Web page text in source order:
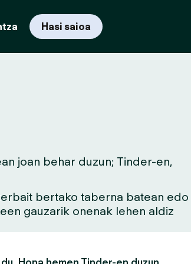
Hasi saioa
joan behar duzun; Tinder-en,
bertako taberna batean edo
gauzarik onenak lehen aldiz